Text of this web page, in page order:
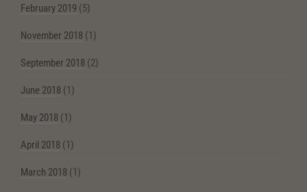
February 2019 (5)
November 2018 (1)
September 2018 (2)
June 2018 (1)
May 2018 (1)
April 2018 (1)
March 2018 (1)